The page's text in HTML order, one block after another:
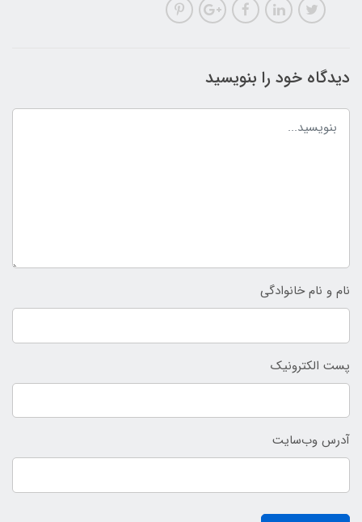
دیدگاه خود را بنویسید
نام و نام خانوادگی
پست الکترونیک
آدرس وب‌سایت